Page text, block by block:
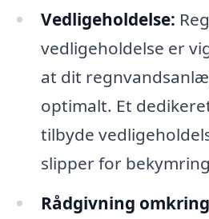
Vedligeholdelse:
vedligeholdelse er
at dit
optimalt. Et
tilbyde
slipper for
Rådgivning